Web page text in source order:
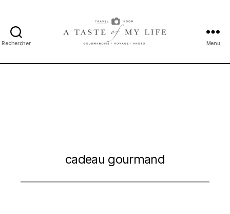
Rechercher
taste
Menu
cadeau gourmand